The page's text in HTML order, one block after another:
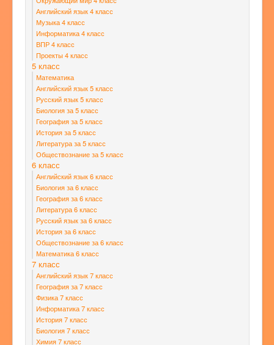
Английский язык 4 класс
Музыка 4 класс
Информатика 4 класс
ВПР 4 класс
Проекты 4 класс
5 класс
Математика
Английский язык 5 класс
Русский язык 5 класс
Биология за 5 класс
География за 5 класс
История за 5 класс
Литература за 5 класс
Обществознание за 5 класс
6 класс
Английский язык 6 класс
Биология за 6 класс
География за 6 класс
Литература 6 класс
Русский язык за 6 класс
История за 6 класс
Обществознание за 6 класс
Математика 6 класс
7 класс
Английский язык 7 класс
География за 7 класс
Физика 7 класс
Информатика 7 класс
История 7 класс
Биология 7 класс
Химия 7 класс